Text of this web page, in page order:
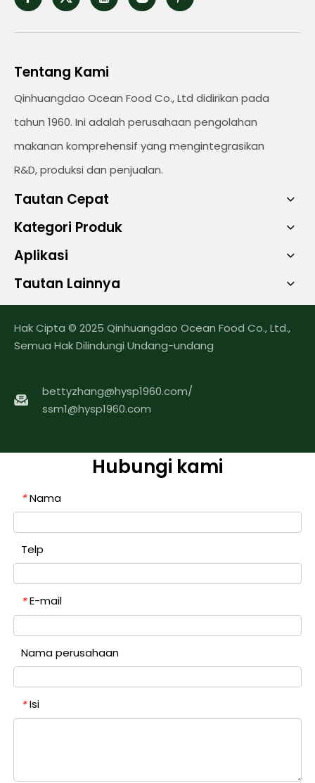
Tentang Kami
Qinhuangdao Ocean Food Co., Ltd didirikan pada
tahun 1960. Ini adalah perusahaan pengolahan
makanan komprehensif yang mengintegrasikan
R&D, produksi dan penjualan.
Tautan Cepat
Kategori Produk
Aplikasi
Tautan Lainnya
Hak Cipta © 2025 Qinhuangdao Ocean Food Co., Ltd.,
Semua Hak Dilindungi Undang-undang
bettyzhang@hysp1960.com/
ssm1@hysp1960.com
Hubungi kami
* Nama
Telp
* E-mail
Nama perusahaan
* Isi